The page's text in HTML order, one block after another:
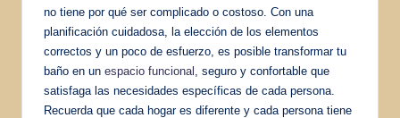
no tiene por qué ser complicado o costoso. Con una
planificación cuidadosa, la elección de los elementos
correctos y un poco de esfuerzo, es posible transformar tu
baño en un espacio funcional , seguro y confortable que
satisfaga las necesidades específicas de cada persona.
Recuerda que cada hogar es diferente y cada persona tiene